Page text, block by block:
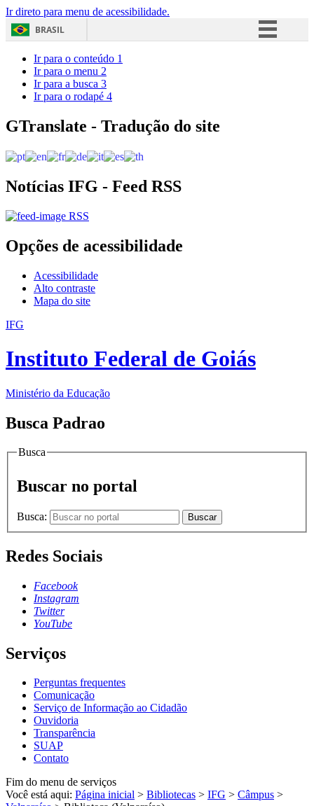
Ir direto para menu de acessibilidade.
BRASIL
Acesso à informação
Ir para o conteúdo 1
Ir para o menu 2
Ir para a busca 3
Ir para o rodapé 4
GTranslate - Tradução do site
Notícias IFG - Feed RSS
RSS
Opções de acessibilidade
Acessibilidade
Alto contraste
Mapa do site
IFG
Instituto Federal de Goiás
Ministério da Educação
Busca Padrao
Busca
Buscar no portal
Busca: Buscar
Redes Sociais
Facebook
Instagram
Twitter
YouTube
Serviços
Perguntas frequentes
Comunicação
Serviço de Informação ao Cidadão
Ouvidoria
Transparência
SUAP
Contato
Fim do menu de serviços
Você está aqui: Página inicial > Bibliotecas > IFG > Câmpus >